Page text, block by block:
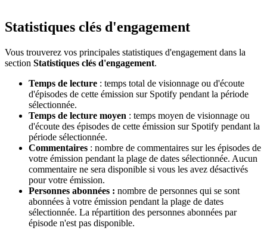
Statistiques clés d'engagement
Vous trouverez vos principales statistiques d'engagement dans la
section Statistiques clés d'engagement.
Temps de lecture : temps total de visionnage ou d'écoute
d'épisodes de cette émission sur Spotify pendant la période
sélectionnée.
Temps de lecture moyen : temps moyen de visionnage ou
d'écoute des épisodes de cette émission sur Spotify pendant la
période sélectionnée.
Commentaires : nombre de commentaires sur les épisodes de
votre émission pendant la plage de dates sélectionnée. Aucun
commentaire ne sera disponible si vous les avez désactivés
pour votre émission.
Personnes abonnées : nombre de personnes qui se sont
abonnées à votre émission pendant la plage de dates
sélectionnée. La répartition des personnes abonnées par
épisode n'est pas disponible.